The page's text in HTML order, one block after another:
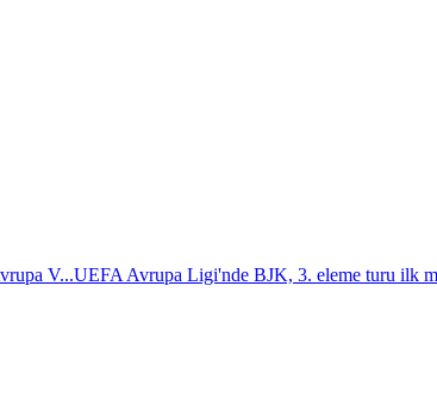
V...UEFA Avrupa Ligi'nde BJK, 3. eleme turu ilk